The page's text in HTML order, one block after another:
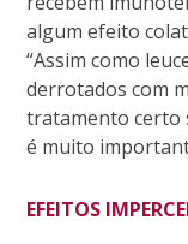
algum efeito
“Assim como
derrotados com
tratamento certo
é muito
EFEITOS